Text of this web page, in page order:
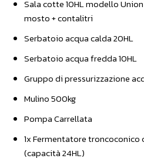
Sala cotte 10HL modello
mosto + contalitri
Serbatoio acqua calda 20HL
Serbatoio acqua fredda 10HL
Gruppo di pressurizzazione
Mulino 500kg
Pompa Carrellata
1x Fermentatore
(capacità 24HL)